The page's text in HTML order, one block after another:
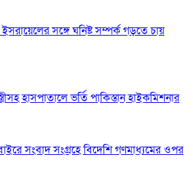
সঙ্গে ঘনিষ্ট সম্পর্ক গড়তে চায়
হাসপাতালে ভর্তি পাকিস্তান হাইকমিশনার
সংবাদ সংগ্রহে বিদেশি গণমাধ্যমের ওপর